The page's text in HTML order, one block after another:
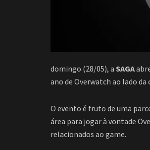
domingo (28/05), a SAGA
ano de Overwatch ao lado
O evento é fruto de uma
área para jogar à vontade
relacionados ao game.